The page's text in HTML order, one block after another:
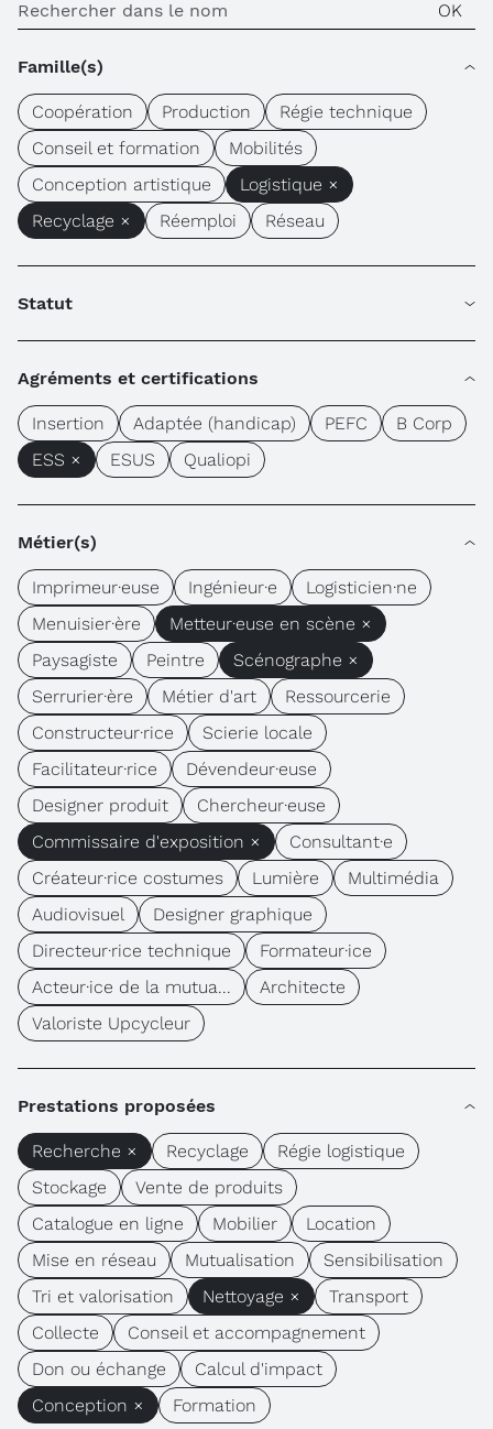
Famille(s)
Coopération Production
Régie technique
Conseil et formation
Mobilités
Conception artistique
Logistique ×
Recyclage ×
Réemploi Réseau
Statut
Agréments et certifications
Insertion Adaptée (handicap) PEFC
B Corp
ESS ×
ESUS Qualiopi
Métier(s)
Imprimeur·euse Ingénieur·e
Logisticien·ne
Menuisier·ère
Metteur·euse en scène ×
Paysagiste
Peintre
Scénographe ×
Serrurier·ère
Métier d'art
Ressourcerie
Constructeur·rice
Scierie locale
Facilitateur·rice
Dévendeur·euse
Designer produit
Chercheur·euse
Commissaire d'exposition ×
Consultant·e
Créateur·rice costumes
Lumière
Multimédia
Audiovisuel
Designer graphique
Directeur·rice technique
Formateur·ice
Acteur·ice de la mutua...
Architecte
Valoriste Upcycleur
Prestations proposées
Recherche × Recyclage
Régie logistique
Stockage
Vente de produits
Catalogue en ligne
Mobilier
Location
Mise en réseau
Mutualisation
Sensibilisation
Tri et valorisation
Nettoyage ×
Transport
Collecte
Conseil et accompagnement
Don ou échange
Calcul d'impact
Conception ×
Formation